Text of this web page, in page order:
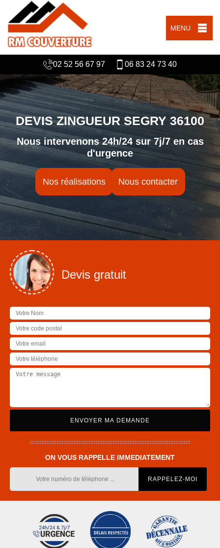
MENU
02 52 56 67 97 06 83 24 73 40
DEVIS ZINGUEUR SEGRY 36100
Nous intervenons 24h/24 sur 7j/7 en cas
d'urgence
Nos réalisations Nous contacter
Devis gratuit
ON VOUS RAPPELLE IMMEDIATEMENT